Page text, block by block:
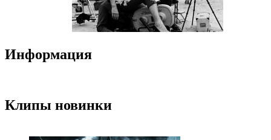
Информация
Клипы новинки